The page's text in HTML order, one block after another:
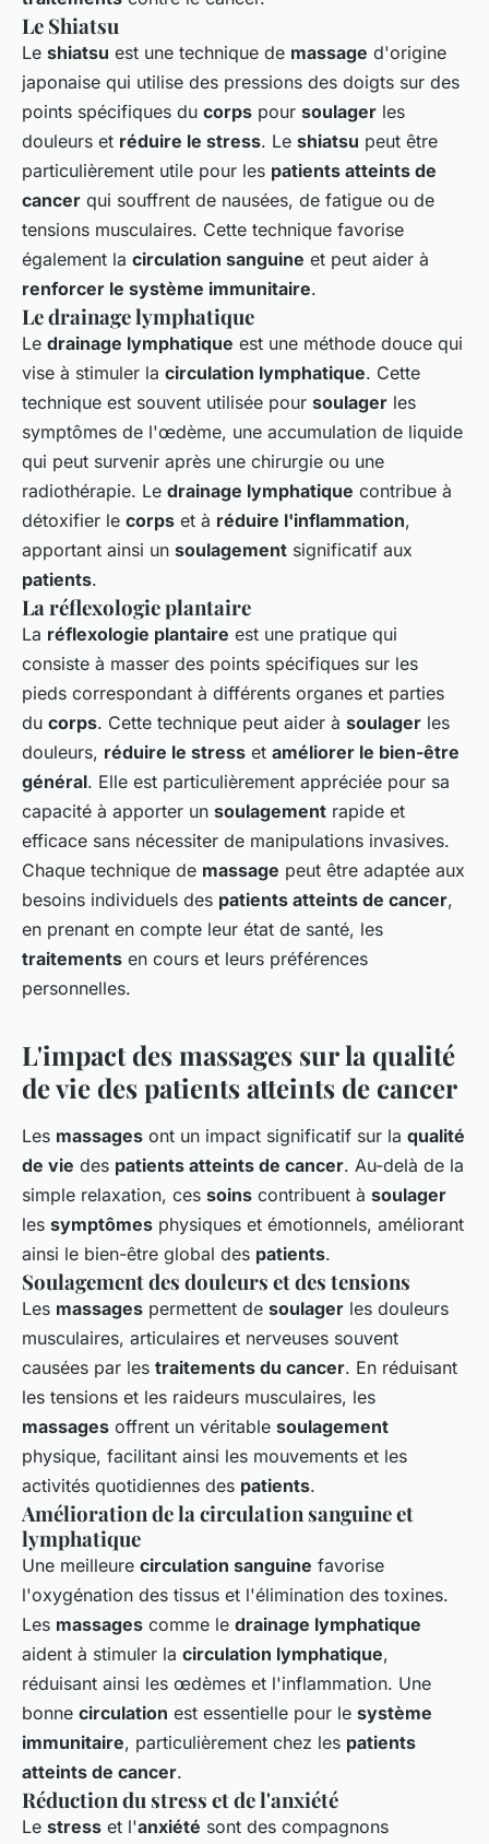
Le Shiatsu
Le shiatsu est une technique de massage d'origine
japonaise qui utilise des pressions des doigts sur des
points spécifiques du corps pour soulager les
douleurs et réduire le stress. Le shiatsu peut être
particulièrement utile pour les patients atteints de
cancer qui souffrent de nausées, de fatigue ou de
tensions musculaires. Cette technique favorise
également la circulation sanguine et peut aider à
renforcer le système immunitaire.
Le drainage lymphatique
Le drainage lymphatique est une méthode douce qui
vise à stimuler la circulation lymphatique. Cette
technique est souvent utilisée pour soulager les
symptômes de l'œdème, une accumulation de liquide
qui peut survenir après une chirurgie ou une
radiothérapie. Le drainage lymphatique contribue à
détoxifier le corps et à réduire l'inflammation,
apportant ainsi un soulagement significatif aux
patients.
La réflexologie plantaire
La réflexologie plantaire est une pratique qui
consiste à masser des points spécifiques sur les
pieds correspondant à différents organes et parties
du corps. Cette technique peut aider à soulager les
douleurs, réduire le stress et améliorer le bien-être
général. Elle est particulièrement appréciée pour sa
capacité à apporter un soulagement rapide et
efficace sans nécessiter de manipulations invasives.
Chaque technique de massage peut être adaptée aux
besoins individuels des patients atteints de cancer,
en prenant en compte leur état de santé, les
traitements en cours et leurs préférences
personnelles.
L'impact des massages sur la qualité
de vie des patients atteints de cancer
Les massages ont un impact significatif sur la qualité
de vie des patients atteints de cancer. Au-delà de la
simple relaxation, ces soins contribuent à soulager
les symptômes physiques et émotionnels, améliorant
ainsi le bien-être global des patients.
Soulagement des douleurs et des tensions
Les massages permettent de soulager les douleurs
musculaires, articulaires et nerveuses souvent
causées par les traitements du cancer. En réduisant
les tensions et les raideurs musculaires, les
massages offrent un véritable soulagement
physique, facilitant ainsi les mouvements et les
activités quotidiennes des patients.
Amélioration de la circulation sanguine et
lymphatique
Une meilleure circulation sanguine favorise
l'oxygénation des tissus et l'élimination des toxines.
Les massages comme le drainage lymphatique
aident à stimuler la circulation lymphatique,
réduisant ainsi les œdèmes et l'inflammation. Une
bonne circulation est essentielle pour le système
immunitaire, particulièrement chez les patients
atteints de cancer.
Réduction du stress et de l'anxiété
Le stress et l'anxiété sont des compagnons